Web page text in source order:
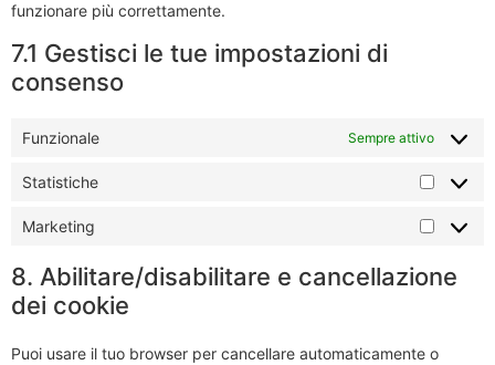
funzionare più correttamente.
7.1 Gestisci le tue impostazioni di
consenso
Funzionale Sempre attivo
Statistiche
Marketing
8. Abilitare/disabilitare e cancellazione
dei cookie
Puoi usare il tuo browser per cancellare automaticamente o